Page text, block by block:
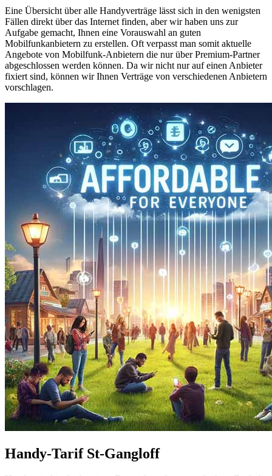
Eine Übersicht über alle Handyverträge lässt sich in den wenigsten
Fällen direkt über das Internet finden, aber wir haben uns zur
Aufgabe gemacht, Ihnen eine Vorauswahl an guten
Mobilfunkanbietern zu erstellen. Oft verpasst man somit aktuelle
Angebote von Mobilfunk-Anbietern die nur über Premium-Partner
abgeschlossen werden können. Da wir nicht nur auf einen Anbieter
fixiert sind, können wir Ihnen Verträge von verschiedenen Anbietern
vorschlagen.
Handy-Tarif St-Gangloff